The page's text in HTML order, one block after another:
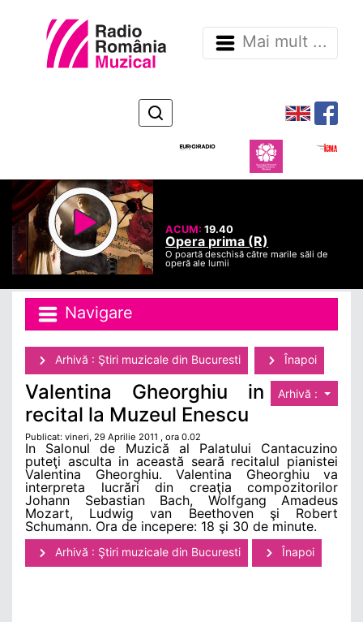
Mai mult ...
ACUM:19.40
Opera prima (R)
O poartă deschisă către marile săli de
operă ale lumii
Navigare
Arhivă : Ştiri muzicale din Bucuresti Înapoi
Arhivă :
Valentina Gheorghiu in
recital la Muzeul Enescu
Publicat: vineri, 29 Aprilie 2011 , ora 0.02
In Salonul de Muzică al Palatului Cantacuzino
puteţi asculta in această seară recitalul pianistei
Valentina Gheorghiu. Valentina Gheorghiu va
interpreta lucrări din creaţia compozitorilor
Johann Sebastian Bach, Wolfgang Amadeus
Mozart, Ludwig van Beethoven şi Robert
Schumann. Ora de incepere: 18 şi 30 de minute.
Arhivă : Ştiri muzicale din Bucuresti Înapoi